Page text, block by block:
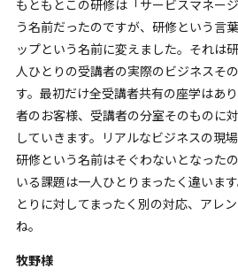
もともとこの研修は「サービスマネー
う名前だったのですが、研修という言
ップという名前に変えました。それは
人ひとりの受講者の実際のビジネスそ
す。最初だけ全受講者共有の座学はあ
者のお客様、受講者の分室そのものに
していきます。リアルなビジネスの現
研修という名前はそぐわないとなった
いる課題は一人ひとりまったく違いま
とりに対してまったく別の対応、アレ
ね。
牧野様